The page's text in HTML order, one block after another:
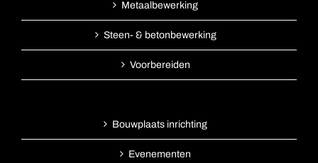
Metaalbewerking
Steen- & betonbewerking
Voorbereiden
Bouwplaats inrichting
Evenementen